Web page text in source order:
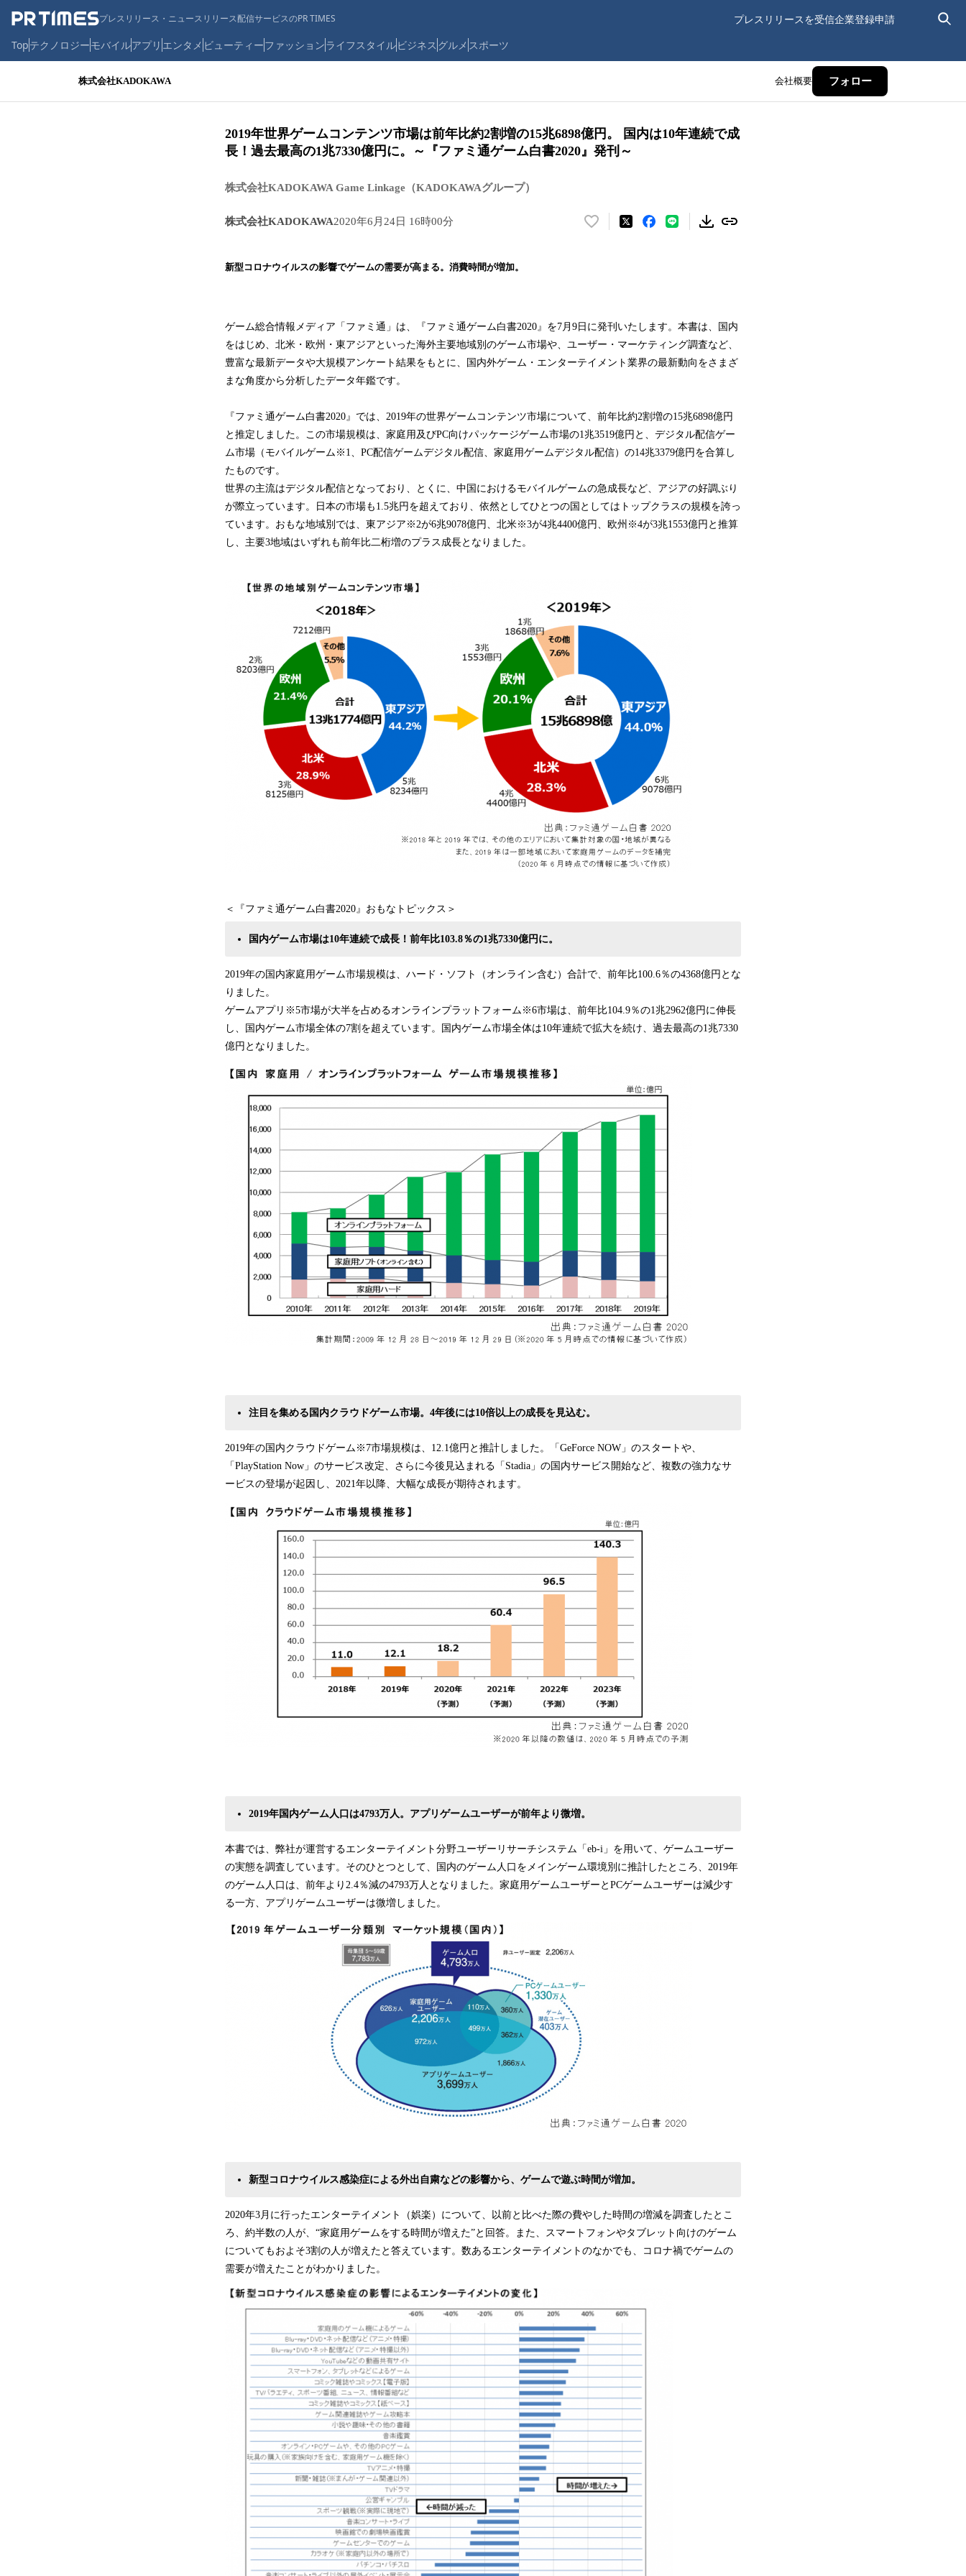
プレスリリース・ニュースリリース配信サービスのPR TIMES プレスリリースを受信企業登録申請
Topテクノロジーモバイルアプリ エンタメ ビューティーファッションライフスタイルビジネス グルメ スポーツ
株式会社KADOKAWA 会社概要 フォロー
2019年世界ゲームコンテンツ市場は前年比約2割増の15兆6898億円。 国内は10年連続で成
長！過去最高の1兆7330億円に。～『ファミ通ゲーム白書2020』発刊～
株式会社KADOKAWA Game Linkage（KADOKAWAグループ）
株式会社KADOKAWA2020年6月24日 16時00分
い
み
込
み
す
新型コロナウイルスの影響でゲームの需要が高まる。消費時間が増加。
ゲーム総合情報メディア「ファミ通」は、『ファミ通ゲーム白書2020』を7月9日に発刊いたします。本書は、国内
をはじめ、北米・欧州・東アジアといった海外主要地域別のゲーム市場や、ユーザー・マーケティング調査など、
豊富な最新データや大規模アンケート結果をもとに、国内外ゲーム・エンターテイメント業界の最新動向をさまざ
まな角度から分析したデータ年鑑です。
『ファミ通ゲーム白書2020』では、2019年の世界ゲームコンテンツ市場について、前年比約2割増の15兆6898億円
と推定しました。この市場規模は、家庭用及びPC向けパッケージゲーム市場の1兆3519億円と、デジタル配信ゲー
ム市場（モバイルゲーム※1、PC配信ゲームデジタル配信、家庭用ゲームデジタル配信）の14兆3379億円を合算し
たものです。
世界の主流はデジタル配信となっており、とくに、中国におけるモバイルゲームの急成長など、アジアの好調ぶり
が際立っています。日本の市場も1.5兆円を超えており、依然としてひとつの国としてはトップクラスの規模を誇っ
ています。おもな地域別では、東アジア※2が6兆9078億円、北米※3が4兆4400億円、欧州※4が3兆1553億円と推算
し、主要3地域はいずれも前年比二桁増のプラス成長となりました。
＜『ファミ通ゲーム白書2020』おもなトピックス＞
国内ゲーム市場は10年連続で成長！前年比103.8％の1兆7330億円に。
2019年の国内家庭用ゲーム市場規模は、ハード・ソフト（オンライン含む）合計で、前年比100.6％の4368億円とな
りました。
ゲームアプリ※5市場が大半を占めるオンラインプラットフォーム※6市場は、前年比104.9％の1兆2962億円に伸長
し、国内ゲーム市場全体の7割を超えています。国内ゲーム市場全体は10年連続で拡大を続け、過去最高の1兆7330
億円となりました。
注目を集める国内クラウドゲーム市場。4年後には10倍以上の成長を見込む。
2019年の国内クラウドゲーム※7市場規模は、12.1億円と推計しました。「GeForce NOW」のスタートや、
「PlayStation Now」のサービス改定、さらに今後見込まれる「Stadia」の国内サービス開始など、複数の強力なサ
ービスの登場が起因し、2021年以降、大幅な成長が期待されます。
2019年国内ゲーム人口は4793万人。アプリゲームユーザーが前年より微増。
本書では、弊社が運営するエンターテイメント分野ユーザーリサーチシステム「eb-i」を用いて、ゲームユーザー
の実態を調査しています。そのひとつとして、国内のゲーム人口をメインゲーム環境別に推計したところ、2019年
のゲーム人口は、前年より2.4％減の4793万人となりました。家庭用ゲームユーザーとPCゲームユーザーは減少す
る一方、アプリゲームユーザーは微増しました。
新型コロナウイルス感染症による外出自粛などの影響から、ゲームで遊ぶ時間が増加。
2020年3月に行ったエンターテイメント（娯楽）について、以前と比べた際の費やした時間の増減を調査したとこ
ろ、約半数の人が、“家庭用ゲームをする時間が増えた”と回答。また、スマートフォンやタブレット向けのゲーム
についてもおよそ3割の人が増えたと答えています。数あるエンターテイメントのなかでも、コロナ禍でゲームの
需要が増えたことがわかりました。